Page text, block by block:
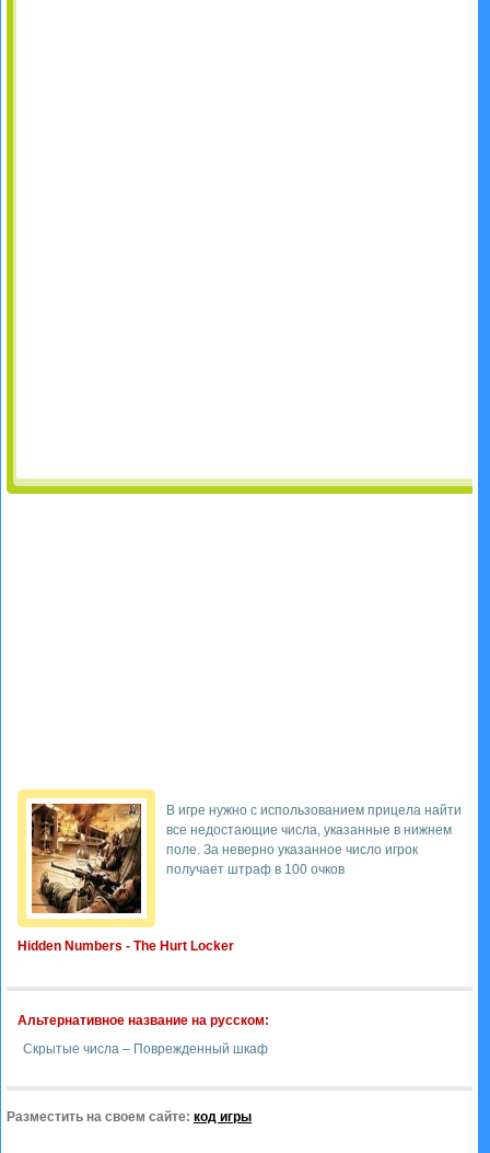
Hidden Numbers - The Hurt Locker
В игре нужно с использованием прицела найти
все недостающие числа, указанные в нижнем
поле. За неверно указанное число игрок
получает штраф в 100 очков
Альтернативное название на русском:
Скрытые числа – Поврежденный шкаф
Разместить на своем сайте: код игры